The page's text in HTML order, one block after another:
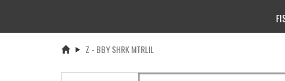
Z - BBY SHRK MTRLIL